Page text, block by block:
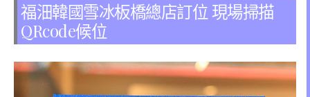
福沺韓國雪冰板橋總店訂位 現場掃描
QRcode候位